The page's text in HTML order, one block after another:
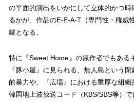
の平面的演出をいかにして立体的かつ
るかが、作品のE-E-A-T（専門性・権威
鍵となる。
特に『Sweet Home』の原作者でもある
『豚小屋』に見られる、無人島という
的暴力や、『広場』における重厚な組
韓国地上波放送コード（KBS/SBS等）で